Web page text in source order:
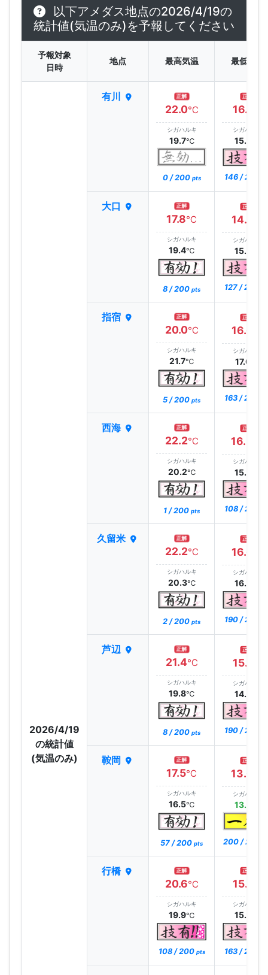
以下アメダス地点の2026/4/19の
統計値(気温のみ)を予報してください
予報対象
日時
地点 最高気温 最低気温
2026/4/19
の統計値
(気温のみ)
有川 正解
22.0℃
シガハルキ
19.7℃
0 / 200 pts
正解
16.1
シガハルキ
15.6
146 / 200
大口 正解
17.8℃
シガハルキ
19.4℃
8 / 200 pts
正解
14.7
シガハルキ
15.3
127 / 200
指宿 正解
20.0℃
シガハルキ
21.7℃
5 / 200 pts
正解
16.6
シガハルキ
17.0
163 / 200
西海 正解
22.2℃
シガハルキ
20.2℃
1 / 200 pts
正解
16.3
シガハルキ
15.6
108 / 200
久留米 正解
22.2℃
シガハルキ
20.3℃
2 / 200 pts
正解
16.6
シガハルキ
16.8
190 / 200
芦辺 正解
21.4℃
シガハルキ
19.8℃
8 / 200 pts
正解
15.1
シガハルキ
14.9
190 / 200
鞍岡 正解
17.5℃
シガハルキ
16.5℃
57 / 200 pts
正解
13.0
シガハルキ
13.0
200 / 200
行橋 正解
20.6℃
シガハルキ
19.9℃
108 / 200 pts
正解
15.1
シガハルキ
15.5
163 / 200